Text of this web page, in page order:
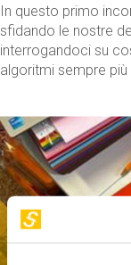
In questo primo
sfidando le nostre
interrogandoci su
algoritmi sempre